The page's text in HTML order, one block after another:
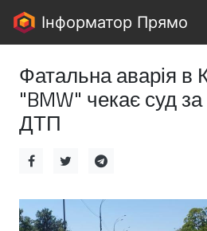
Інформатор Прямо
Фатальна аварія в
"BMW" чекає суд
ДТП